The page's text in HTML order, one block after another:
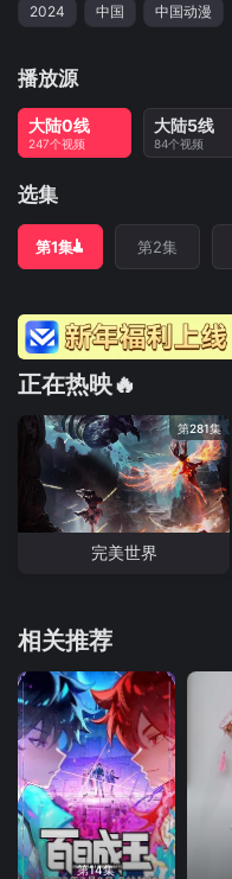
2024 中国 中国动漫
播放源
大陆0线
247个视频
大陆5线
84个视频
选集
第1集 第2集
正在热映🔥
第281集
完美世界
相关推荐
第14集